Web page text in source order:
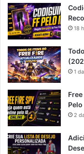
18
1
2